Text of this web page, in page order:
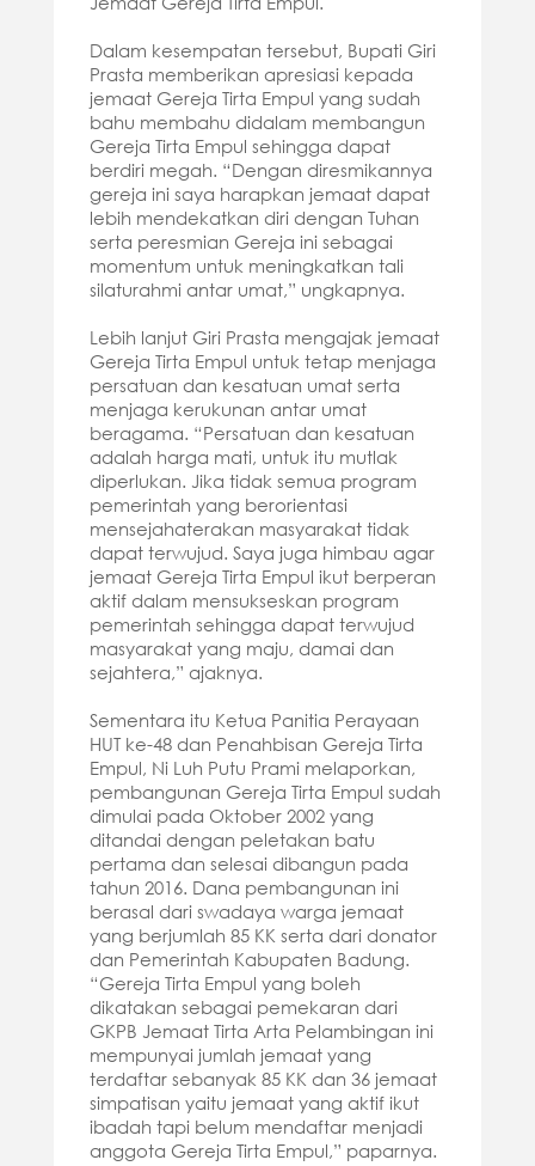
Dalam kesempatan tersebut, Bupati Giri
Prasta memberikan apresiasi kepada
jemaat Gereja Tirta Empul yang sudah
bahu membahu didalam membangun
Gereja Tirta Empul sehingga dapat
berdiri megah. “Dengan diresmikannya
gereja ini saya harapkan jemaat dapat
lebih mendekatkan diri dengan Tuhan
serta peresmian Gereja ini sebagai
momentum untuk meningkatkan tali
silaturahmi antar umat,” ungkapnya.
Lebih lanjut Giri Prasta mengajak jemaat
Gereja Tirta Empul untuk tetap menjaga
persatuan dan kesatuan umat serta
menjaga kerukunan antar umat
beragama. “Persatuan dan kesatuan
adalah harga mati, untuk itu mutlak
diperlukan. Jika tidak semua program
pemerintah yang berorientasi
mensejahaterakan masyarakat tidak
dapat terwujud. Saya juga himbau agar
jemaat Gereja Tirta Empul ikut berperan
aktif dalam mensukseskan program
pemerintah sehingga dapat terwujud
masyarakat yang maju, damai dan
sejahtera,” ajaknya.
Sementara itu Ketua Panitia Perayaan
HUT ke-48 dan Penahbisan Gereja Tirta
Empul, Ni Luh Putu Prami melaporkan,
pembangunan Gereja Tirta Empul sudah
dimulai pada Oktober 2002 yang
ditandai dengan peletakan batu
pertama dan selesai dibangun pada
tahun 2016. Dana pembangunan ini
berasal dari swadaya warga jemaat
yang berjumlah 85 KK serta dari donator
dan Pemerintah Kabupaten Badung.
“Gereja Tirta Empul yang boleh
dikatakan sebagai pemekaran dari
GKPB Jemaat Tirta Arta Pelambingan ini
mempunyai jumlah jemaat yang
terdaftar sebanyak 85 KK dan 36 jemaat
simpatisan yaitu jemaat yang aktif ikut
ibadah tapi belum mendaftar menjadi
anggota Gereja Tirta Empul,” paparnya.